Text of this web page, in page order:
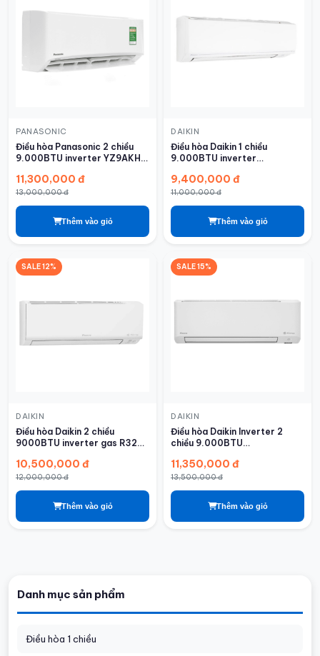
Danh mục sản phẩm
Điều hòa 1 chiều
PANASONIC
Điều hòa Panasonic 2 chiều
9.000BTU inverter YZ9AKH-
11,300,000 đ
13,000,000 đ
Thêm vào giỏ
DAIKIN
Điều hòa Daikin 1 chiều
9.000BTU inverter
9,400,000 đ
11,000,000 đ
Thêm vào giỏ
SALE 12%
DAIKIN
Điều hòa Daikin 2 chiều
9000BTU inverter gas R32
10,500,000 đ
12,000,000 đ
Thêm vào giỏ
SALE 15%
DAIKIN
Điều hòa Daikin Inverter 2
chiều 9.000BTU
11,350,000 đ
13,500,000 đ
Thêm vào giỏ